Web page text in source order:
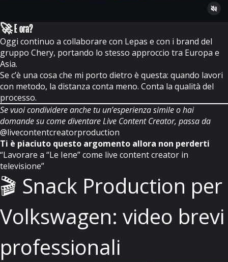
🚀 E ora?
Oggi continuo a collaborare con Lepas e con i brand del
gruppo Chery, portando lo stesso approccio tra Europa e
Asia.
Se c’è una cosa che mi porto dietro è questa: quando lavori
con metodo, la distanza conta meno. Conta la qualità del
processo.
Se vuoi condividere anche tu un’esperienza simile o hai
domande su come diventare Live Content Creator, passa da
@livecontentcreatorproduction
Ti è piaciuto questo argomento allora non perderti
“Lavorare a “Le Iene” come live content creator in
televisione”
🎬 Snack Production per
Volkswagen: video brevi
professionali